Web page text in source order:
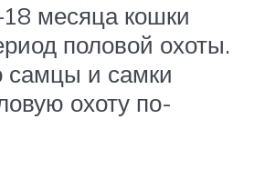
месяца кошки
половой охоты.
самцы и самки
охоту по-